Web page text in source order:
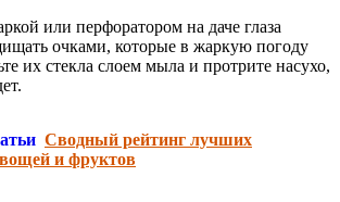
или перфоратором на даче глаза
очками, которые в жаркую погоду
их стекла слоем мыла и протрите насухо,
Сводный рейтинг лучших
и фруктов